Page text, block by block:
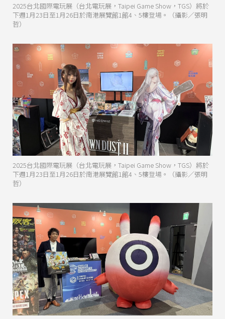
2025台北國際電玩展（台北電玩展，Taipei Game Show，TGS）將於
下週1月23日至1月26日於南港展覽館1館4、5樓登場。（攝影／張明
哲）
2025台北國際電玩展（台北電玩展，Taipei Game Show，TGS）將於
下週1月23日至1月26日於南港展覽館1館4、5樓登場。（攝影／張明
哲）